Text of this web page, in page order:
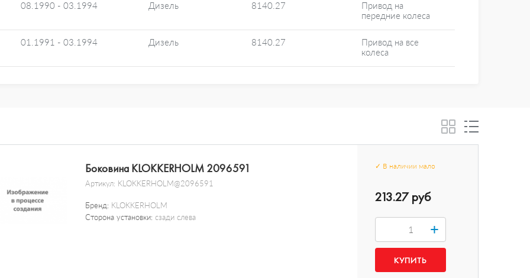
08.1990 - 03.1994 Дизель 8140.27
Привод на
передние колеса
01.1991 - 03.1994 Дизель 8140.27
Привод на все
колеса
Боковина KLOKKERHOLM 2096591
Артикул: KLOKKERHOLM@2096591
Бренд: KLOKKERHOLM
Сторона установки: сзади слева
✓ В наличии мало
213.27 руб
+